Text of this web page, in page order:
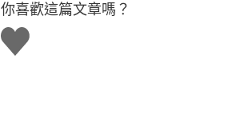
你喜歡這篇文章嗎？
讚